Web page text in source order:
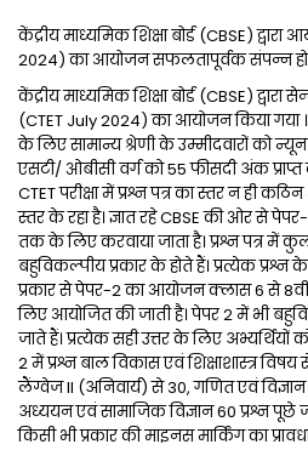
केंद्रीय माध्यमिक शिक्षा बोर्ड (CBSE) द्वारा
2024) का आयोजन सफलतापूर्वक संपन्न हो
केंद्रीय माध्यमिक शिक्षा बोर्ड (CBSE) द्वारा
(CTET July 2024) का आयोजन किया गया
के लिए सामान्य श्रेणी के उम्मीदवारों को
एसटी/ ओबीसी वर्ग को 55 फीसदी अंक प्राप्त
CTET परीक्षा में प्रश्न पत्र का स्तर न ही
स्तर के रहा है। ज्ञात रहे CBSE की ओर से
तक के लिए करवाया जाता है। प्रश्न पत्र में
बहुविकल्पीय प्रकार के होते हैं। प्रत्येक प्रश्न
प्रकार से पेपर-2 का आयोजन क्लास 6 से
लिए आयोजित की जाती है। पेपर 2 में भी
जाते हैं। प्रत्येक सही उत्तर के लिए अभ्यर्थियों
2 में प्रश्न बाल विकास एवं शिक्षाशास्त्र
लैंग्वेज II (अनिवार्य) से 30, गणित एवं
अध्ययन एवं सामाजिक विज्ञान 60 प्रश्न पूछे
किसी भी प्रकार की माइनस मार्किंग का